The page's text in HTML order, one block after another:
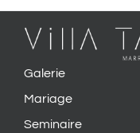
Galerie
Mariage
Seminaire